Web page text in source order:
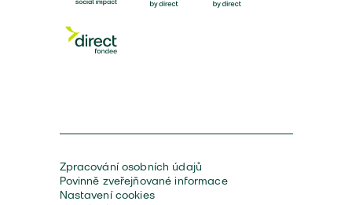
Zpracování osobních údajů
Povinně zveřejňované informace
Nastavení cookies